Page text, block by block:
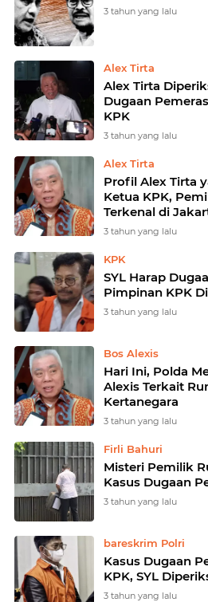
3 tahun yang lalu
Alex Tirta
Alex Tirta
Dugaan
KPK
3 tahun yang lalu
Alex Tirta
Profil Alex Tirta
Ketua KPK,
Terkenal di
3 tahun yang lalu
KPK
SYL Harap
Pimpinan KPK
3 tahun yang lalu
Bos Alexis
Hari Ini, Polda
Alexis Terkait
Kertanegara
3 tahun yang lalu
Firli Bahuri
Misteri Pemilik
Kasus Dugaan
3 tahun yang lalu
bareskrim Polri
Kasus Dugaan
KPK, SYL
3 tahun yang lalu